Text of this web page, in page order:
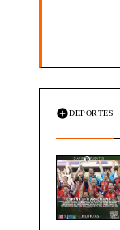
DEPORTES